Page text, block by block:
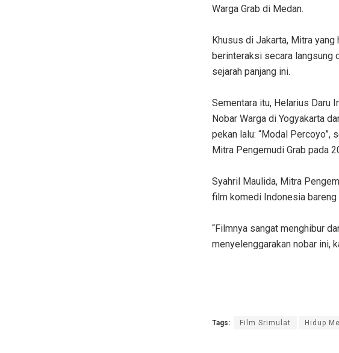
Warga Grab di Medan.
Khusus di Jakarta, Mitra
berinteraksi secara langsung
sejarah panjang ini.
Sementara itu, Helarius Daru
Nobar Warga di Yogyakarta
pekan lalu: “Modal Percoyo”,
Mitra Pengemudi Grab pada
Syahril Maulida, Mitra
film komedi Indonesia bareng
“Filmnya sangat menghibur
menyelenggarakan nobar ini,
Tags: Film Srimulat Hidup